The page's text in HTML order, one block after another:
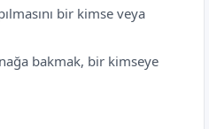
bir kimse veya
bakmak, bir kimseye